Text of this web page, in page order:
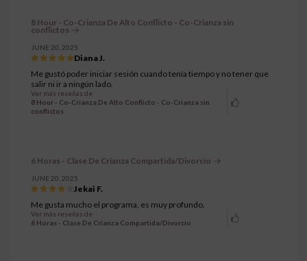
8 Hour - Co-Crianza De Alto Conflicto - Co-Crianza sin
conflictos
JUNE 20, 2025
Diana J.
Me gustó poder iniciar sesión cuando tenía tiempo y no tener que
salir ni ir a ningún lado.
Ver más reseñas de
8 Hour - Co-Crianza De Alto Conflicto - Co-Crianza sin
conflictos
6 Horas - Clase De Crianza Compartida/Divorcio
JUNE 20, 2025
Jekai F.
Me gusta mucho el programa, es muy profundo.
Ver más reseñas de
6 Horas - Clase De Crianza Compartida/Divorcio